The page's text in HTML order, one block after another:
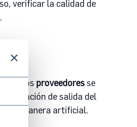
verificar la calidad de
Los proveedoresse
de salida del
de manera artificial.